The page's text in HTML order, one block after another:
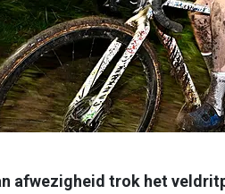
afwezigheid trok het